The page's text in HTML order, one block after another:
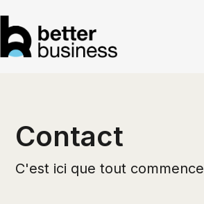
Contact
C'est ici que tout commence